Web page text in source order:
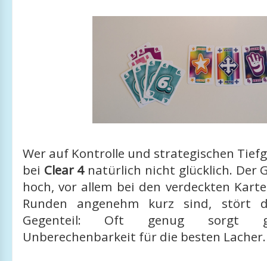
Wer auf Kontrolle und strategischen
bei Clear 4natürlich nicht glücklich. Der
hoch, vor allem bei den verdeckten
Runden angenehm kurz sind, stört
Gegenteil: Oft genug sorgt
Unberechenbarkeit für die besten Lacher.